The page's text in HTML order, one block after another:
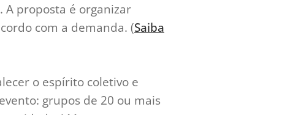
proposta é organizar
com a demanda. (Saiba
o espírito coletivo e
grupos de 20 ou mais